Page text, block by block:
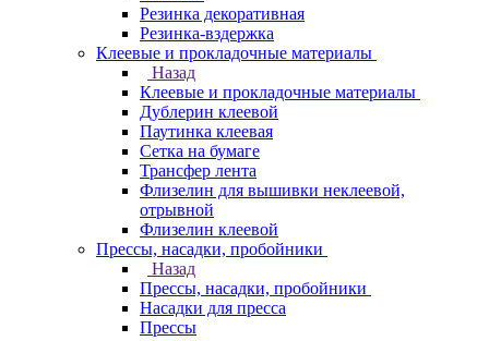
Резинка декоративная
Резинка-вздержка
Клеевые и прокладочные материалы
Назад
Клеевые и прокладочные материалы
Дублерин клеевой
Паутинка клеевая
Сетка на бумаге
Трансфер лента
Флизелин для вышивки неклеевой,
отрывной
Флизелин клеевой
Прессы, насадки, пробойники
Назад
Прессы, насадки, пробойники
Насадки для пресса
Прессы